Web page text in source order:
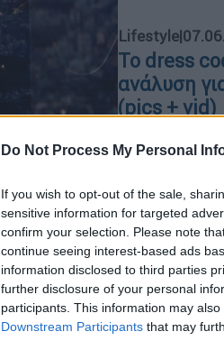
Do Not Process My Personal
If you wish to opt-out of the sale,
sensitive information for targeted
confirm your selection. Please note
continue seeing interest-based ads
information disclosed to third parties
further disclosure of your personal
participants. This information may
Downstream Participants that may
Lifestyle|
Το dress
ανάλυση
(pics + vid)
Ο υπουργός
«τρεις
Τηλεόραση|
Έλλη Στάη: